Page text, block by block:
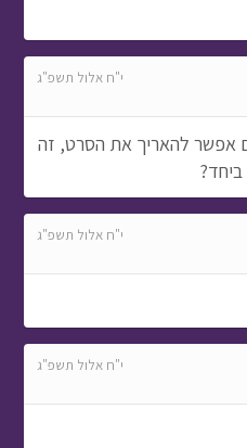
י"ח אלול תשפ"ג
אפשר להאריך את הסרט, זה
ביחד?
י"ח אלול תשפ"ג
י"ח אלול תשפ"ג